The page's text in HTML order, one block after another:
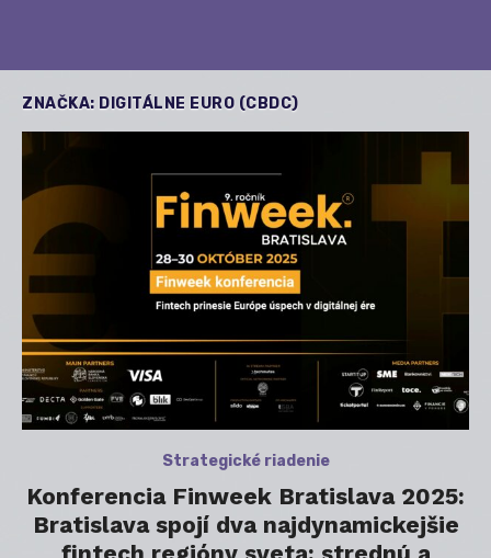
ZNAČKA: DIGITÁLNE EURO (CBDC)
Strategické riadenie
Konferencia Finweek Bratislava 2025:
Bratislava spojí dva najdynamickejšie